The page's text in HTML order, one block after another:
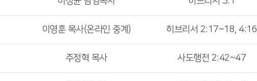
이영훈 목사(온라인 중계) 히브리서 2:17~18, 4:16
주정혁 목사 사도행전 2:42~47